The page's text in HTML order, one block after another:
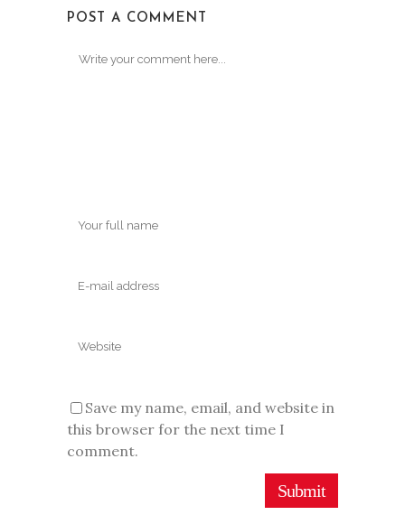
POST A COMMENT
Save my name, email, and website in
this browser for the next time I
comment.